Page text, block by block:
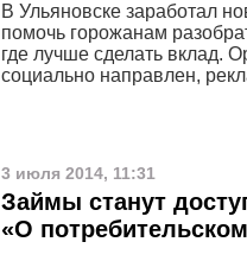
В Ульяновске заработал
помочь горожанам
где лучше сделать вклад.
социально направлен,
3 июля 2014, 11:31
Займы станут
«О